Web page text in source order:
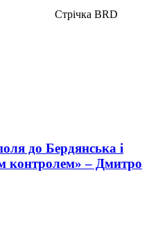
Стрічка BRD
до Бердянська і
контролем» – Дмитро